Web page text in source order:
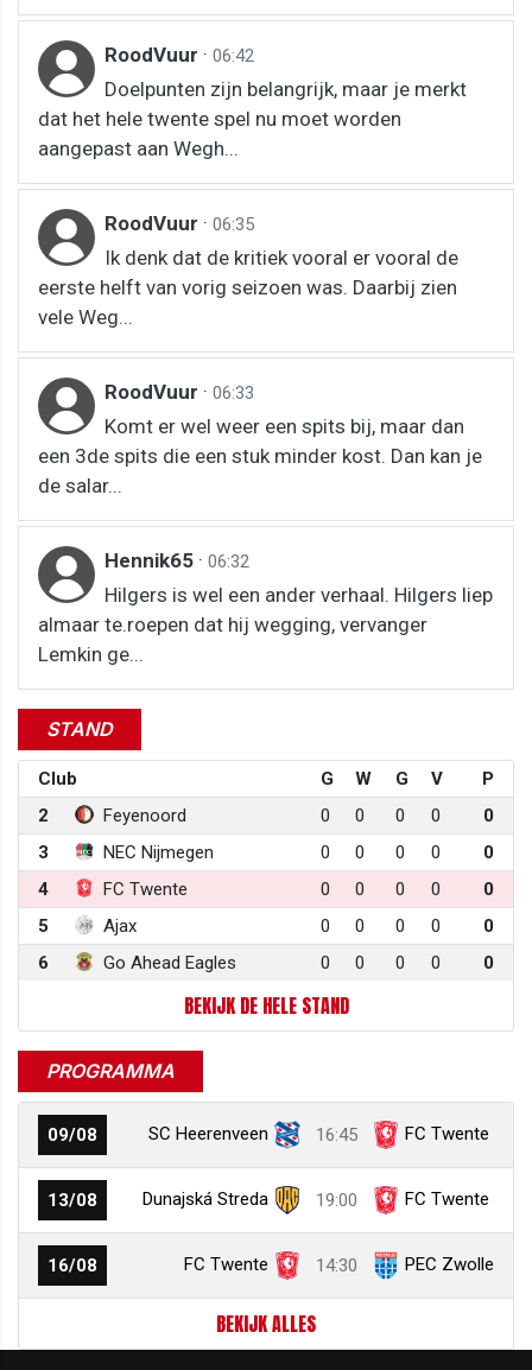
RoodVuur · 06:42
Doelpunten zijn belangrijk, maar je merkt
dat het hele twente spel nu moet worden
aangepast aan Wegh...
RoodVuur · 06:35
Ik denk dat de kritiek vooral er vooral de
eerste helft van vorig seizoen was. Daarbij zien
vele Weg...
RoodVuur · 06:33
Komt er wel weer een spits bij, maar dan
een 3de spits die een stuk minder kost. Dan kan je
de salar...
Hennik65 · 06:32
Hilgers is wel een ander verhaal. Hilgers liep
almaar te.roepen dat hij wegging, vervanger
Lemkin ge...
STAND
Club G W G V
P
2
Feyenoord 0 0 0 0
0
3
NEC Nijmegen 0 0 0 0
0
4
FC Twente 0 0 0 0
0
5
Ajax 0 0 0 0
0
6
Go Ahead Eagles 0 0 0 0 0
BEKIJK DE HELE STAND
PROGRAMMA
09/08 SC Heerenveen 16:45 FC Twente
13/08 Dunajská Streda 19:00 FC Twente
16/08 FC Twente 14:30 PEC Zwolle
BEKIJK ALLES